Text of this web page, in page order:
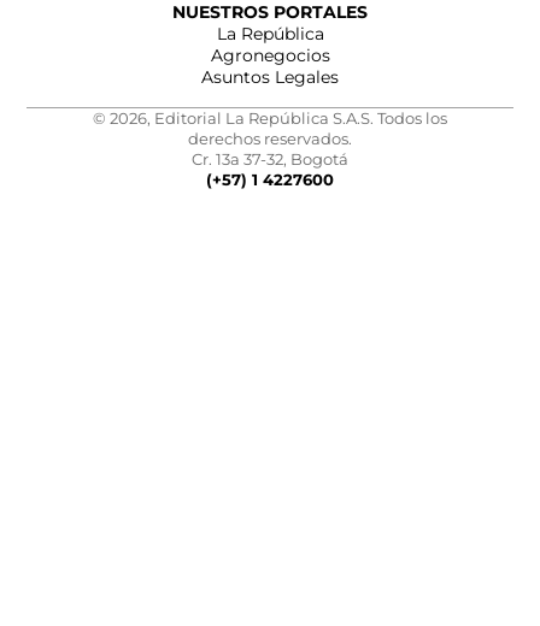
NUESTROS PORTALES
La República
Agronegocios
Asuntos Legales
© 2026, Editorial La República S.A.S. Todos los
derechos reservados.
Cr. 13a 37-32, Bogotá
(+57) 1 4227600